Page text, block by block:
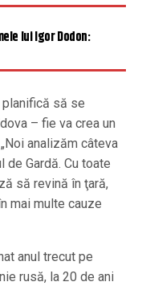
lui Igor Dodon:
planifică să se
– fie va crea un
analizăm câteva
de Gardă. Cu toate
să revină în ţară,
mai multe cauze
anul trecut pe
rusă, la 20 de ani